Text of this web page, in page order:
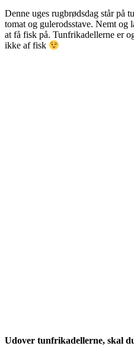
Denne uges rugbrødsdag står på
tomat og gulerodsstave. Nemt
at få fisk på. Tunfrikadellerne er
ikke af fisk
Udover tunfrikadellerne, skal